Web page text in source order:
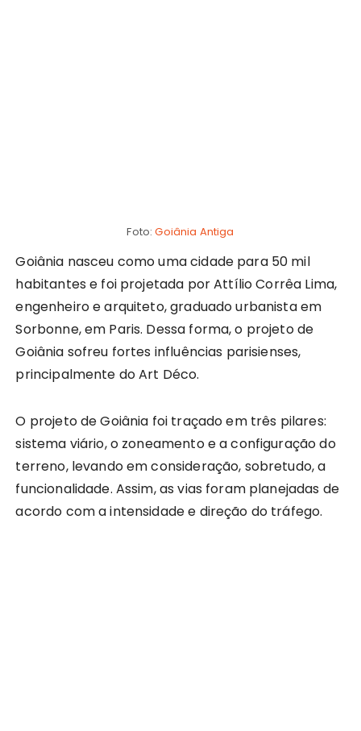
Foto:Goiânia Antiga
Goiânia nasceu como uma cidade para 50 mil
habitantes e foi projetada por Attílio Corrêa Lima,
engenheiro e arquiteto, graduado urbanista em
Sorbonne, em Paris. Dessa forma, o projeto de
Goiânia sofreu fortes influências parisienses,
principalmente do Art Déco.
O projeto de Goiânia foi traçado em três pilares:
sistema viário, o zoneamento e a configuração do
terreno, levando em consideração, sobretudo, a
funcionalidade. Assim, as vias foram planejadas de
acordo com a intensidade e direção do tráfego.